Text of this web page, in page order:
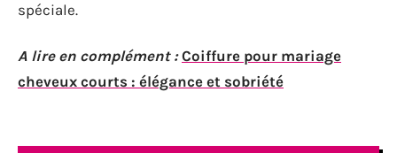
spéciale.
A lire en complément : Coiffure pour mariage
cheveux courts : élégance et sobriété